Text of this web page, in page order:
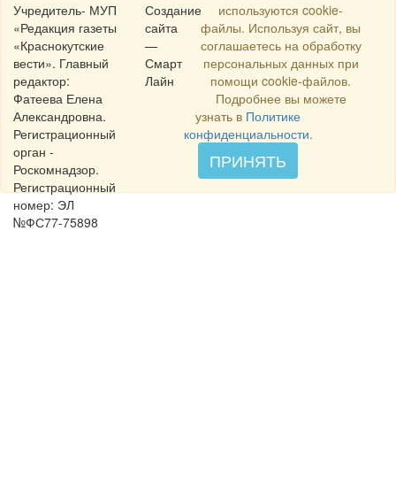
Учредитель- МУП
«Редакция газеты
«Краснокутские
вести». Главный
редактор:
Фатеева Елена
Александровна.
Регистрационный
орган -
Роскомнадзор.
Регистрационный
номер: ЭЛ
№ФС77-75898
Создание
сайта
—
Смарт
Лайн
используются cookie-
файлы. Используя сайт, вы
соглашаетесь на обработку
персональных данных при
помощи cookie-файлов.
Подробнее вы можете
узнать в Политике
конфиденциальности.
ПРИНЯТЬ